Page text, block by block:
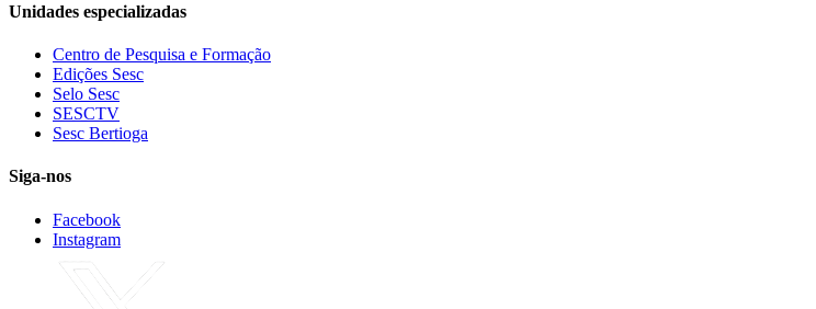
Unidades especializadas
Centro de Pesquisa e Formação
Edições Sesc
Selo Sesc
SESCTV
Sesc Bertioga
Siga-nos
Facebook
Instagram